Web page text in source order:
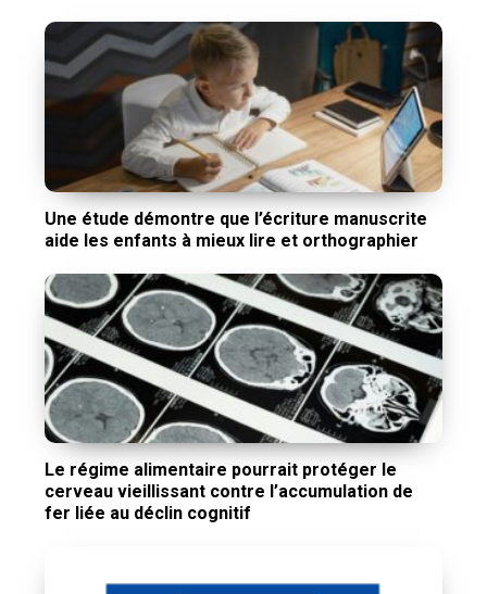
Une étude démontre que l’écriture manuscrite
aide les enfants à mieux lire et orthographier
Le régime alimentaire pourrait protéger le
cerveau vieillissant contre l’accumulation de
fer liée au déclin cognitif